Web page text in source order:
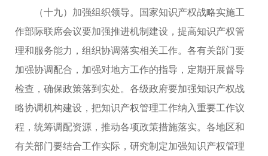
（十九）加强组织领导。国家知识产权战略实施工
作部际联席会议要加强推进机制建设，提高知识产权管
理和服务能力，组织协调落实相关工作。各有关部门要
加强协调配合，加强对地方工作的指导，定期开展督导
检查，确保政策落到实处。各级政府要加强知识产权战
略协调机构建设，把知识产权管理工作纳入重要工作议
程，统筹调配资源，推动各项政策措施落实。各地区和
有关部门要结合工作实际，研究制定加强知识产权管理